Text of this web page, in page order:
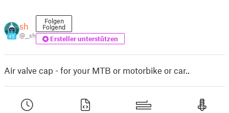
45
sh
@__sh
Folgen
Folgend
Ersteller unterstützen
Air valve cap - for your MTB or motorbike or car..